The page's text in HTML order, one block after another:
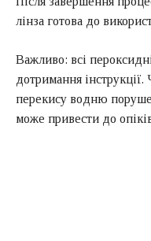
лінза готова до
Важливо: всі
дотримання інструкції.
перекису водню
може привести до